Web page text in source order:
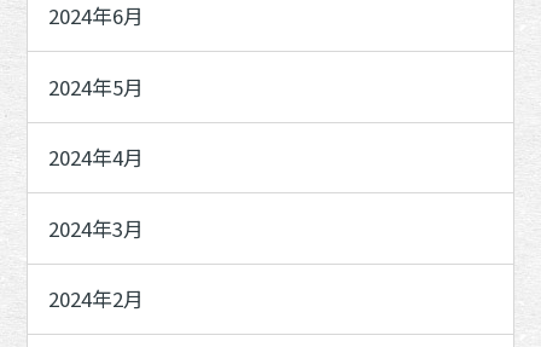
2024年6月
2024年5月
2024年4月
2024年3月
2024年2月